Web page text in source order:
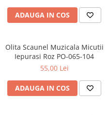
Reductoare moi
Seturi cadite 86 cm
Seturi cadite anatomice
Suporti anatomici plastic
Suporti anatomici textili
Suporti metalici cadite
ADAUGA IN COS
Olita Scaunel Muzicala Micutii
Iepurasi Roz PO-065-104
55,00 Lei
ADAUGA IN COS